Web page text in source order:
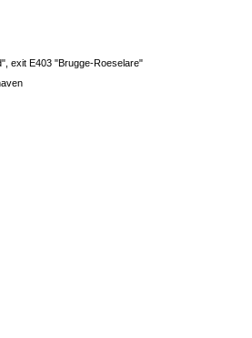
exit E403 "Brugge-Roeselare"